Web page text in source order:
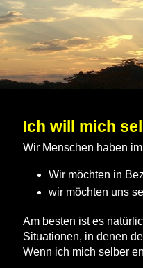
Ich will mich
Wir Menschen haben
Wir möchten in
wir möchten uns
Am besten ist es
Situationen, in denen
Wenn ich mich selber